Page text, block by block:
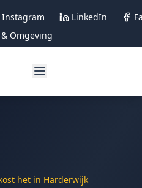
Instagram LinkedIn
Omgeving
het in Harderwijk